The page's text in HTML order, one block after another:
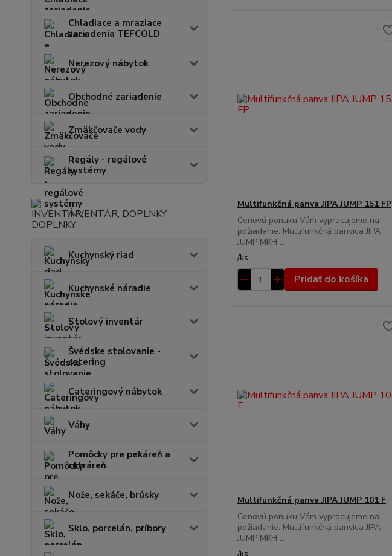
Chladiace a mraziace
zariadenia TEFCOLD
Nerezový nábytok
Obchodné zariadenie
Zmäkčovače vody
Regály - regálové
systémy
INVENTÁR, DOPLNKY
Kuchynský riad
Kuchynské náradie
Stolový inventár
Švédske stolovanie -
catering
Cateringový nábytok
Váhy
Pomôcky pre pekáreň a
cukráreň
Nože, sekáče, brúsky
Sklo, porcelán, príbory
Multifunkčná panva JIPA JUMP 151 FP
Cenovú ponuku Vám vypracujeme na
požiadanie. Multifunkčná panvica JIPA
JUMP MKH ...
/ks
Pridať do košíka
Multifunkčná panva JIPA JUMP 101 F
Cenovú ponuku Vám vypracujeme na
požiadanie. Multifunkčná panvica JIPA
JUMP MKH ...